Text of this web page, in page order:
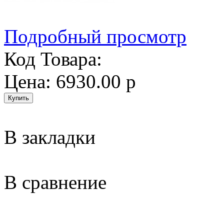
Подробный просмотр
Код Товара:
Цена: 6930.00 р
В закладки
В сравнение